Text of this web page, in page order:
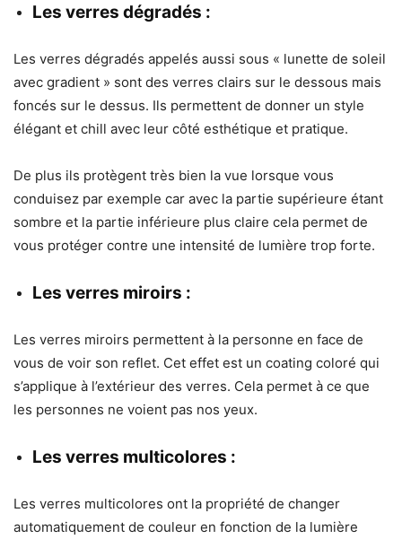
Les verres dégradés :
Les verres dégradés appelés aussi sous « lunette de soleil
avec gradient » sont des verres clairs sur le dessous mais
foncés sur le dessus. Ils permettent de donner un style
élégant et chill avec leur côté esthétique et pratique.
De plus ils protègent très bien la vue lorsque vous
conduisez par exemple car avec la partie supérieure étant
sombre et la partie inférieure plus claire cela permet de
vous protéger contre une intensité de lumière trop forte.
Les verres miroirs :
Les verres miroirs permettent à la personne en face de
vous de voir son reflet. Cet effet est un coating coloré qui
s’applique à l’extérieur des verres. Cela permet à ce que
les personnes ne voient pas nos yeux.
Les verres multicolores :
Les verres multicolores ont la propriété de changer
automatiquement de couleur en fonction de la lumière